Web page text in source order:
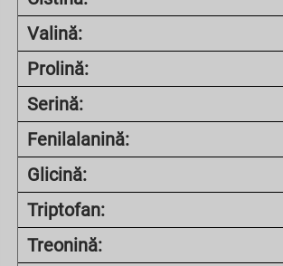
Valină:
Prolină:
Serină:
Fenilalanină:
Glicină:
Triptofan:
Treonină: